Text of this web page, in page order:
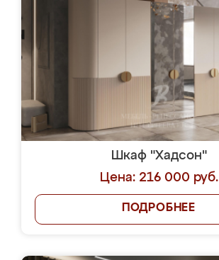
Шкаф "Хадсон"
Цена: 216 000 руб.
ПОДРОБНЕЕ